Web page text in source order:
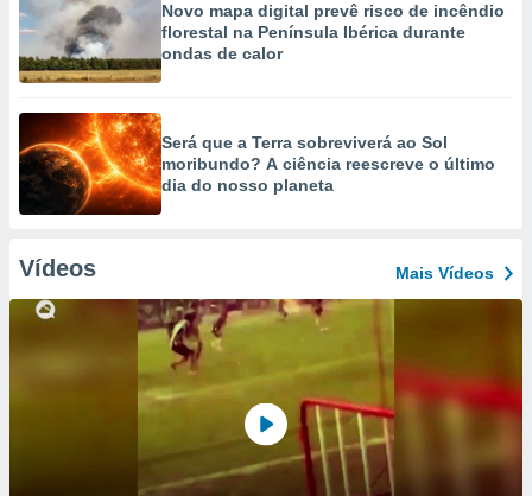
Novo mapa digital prevê risco de incêndio
florestal na Península Ibérica durante
ondas de calor
Será que a Terra sobreviverá ao Sol
moribundo? A ciência reescreve o último
dia do nosso planeta
Vídeos Mais Vídeos